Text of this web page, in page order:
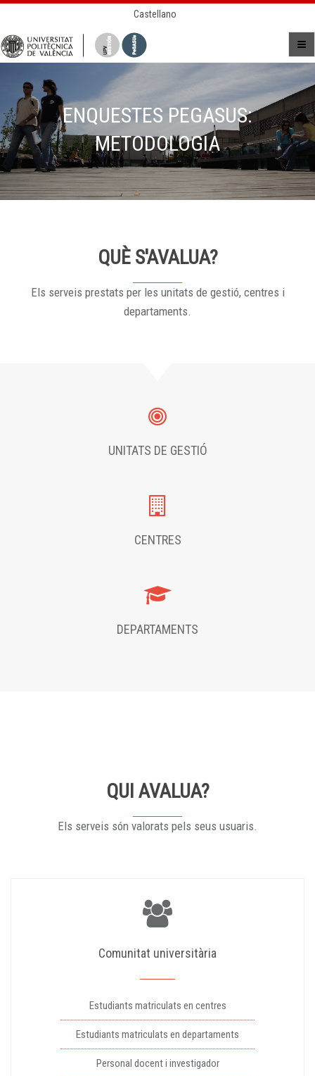
Castellano
ENQUESTES PEGASUS:
METODOLOGIA
QUÈ S'AVALUA?
Els serveis prestats per les unitats de gestió, centres i
departaments.
UNITATS DE GESTIÓ
CENTRES
DEPARTAMENTS
QUI AVALUA?
Els serveis són valorats pels seus usuaris.
Comunitat universitària
Estudiants matriculats en centres
Estudiants matriculats en departaments
Personal docent i investigador